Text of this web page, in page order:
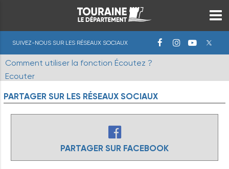
SUIVEZ-NOUS SUR LES RÉSEAUX SOCIAUX
Comment utiliser la fonction Écoutez ?
Ecouter
PARTAGER SUR LES RÉSEAUX SOCIAUX
PARTAGER SUR FACEBOOK